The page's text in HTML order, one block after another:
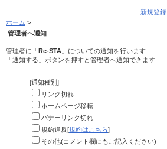
新規登録
ホーム >
管理者へ通知
管理者に「Re-STA 」についての通知を行います
「通知する」ボタンを押すと管理者へ通知できます
[通知種別]
リンク切れ
ホームページ移転
バナーリンク切れ
規約違反[規約はこちら]
その他(コメント欄にもご記入ください)